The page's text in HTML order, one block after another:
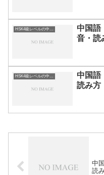
中国語
音・読
中国語
読み方
中
読